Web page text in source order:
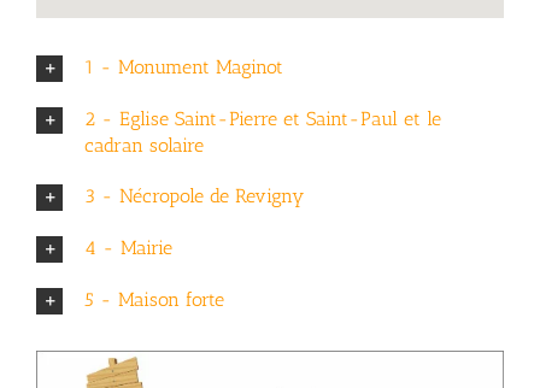
1 - Monument Maginot
2 - Eglise Saint-Pierre et Saint-Paul et le
cadran solaire
3 - Nécropole de Revigny
4 - Mairie
5 - Maison forte